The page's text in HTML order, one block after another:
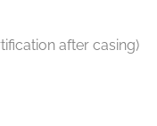
after casing)